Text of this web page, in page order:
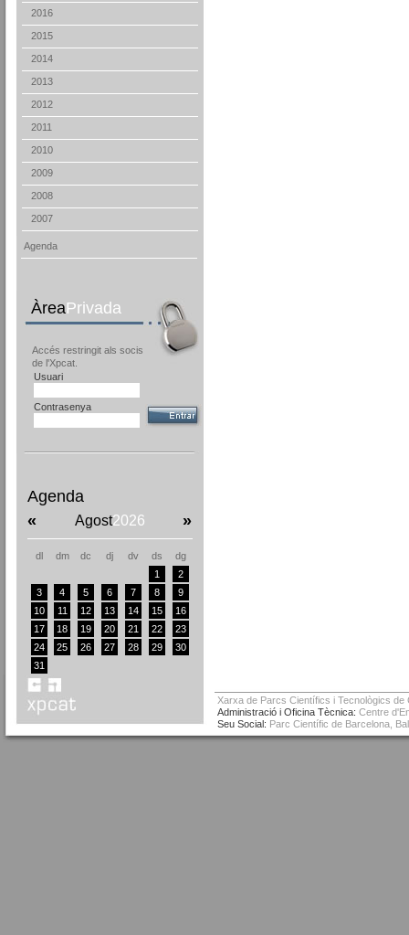
2016
2015
2014
2013
2012
2011
2010
2009
2008
2007
Agenda
ÀreaPrivada
Accés restringit als socis
de l'Xpcat.
Usuari
Contrasenya
Agenda
«
Agost2026 »
dl dm dc dj dv ds
dg
1
2
3
4 5 6 7 8
9
10
11 12 13 14 15
16
17
18 19 20 21 22
23
24
25 26 27 28 29
30
31
Xarxa de Parcs Científics i Tecnològics
Administració i Oficina Tècnica: Centre
Seu Social: Parc Científic de Barcelona,